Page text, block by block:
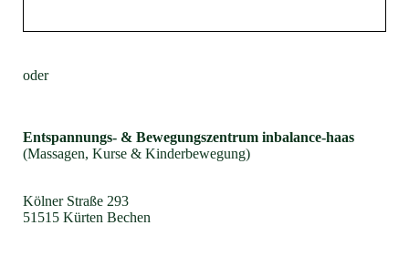
oder
Entspannungs- & Bewegungszentrum inbalance-haas
(Massagen, Kurse & Kinderbewegung)
Kölner Straße 293
51515 Kürten Bechen